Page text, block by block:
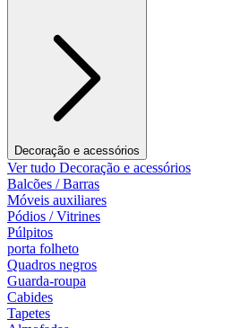
Decoração e acessórios
Ver tudo Decoração e acessórios
Balcões / Barras
Móveis auxiliares
Pódios / Vitrines
Púlpitos
porta folheto
Quadros negros
Guarda-roupa
Cabides
Tapetes